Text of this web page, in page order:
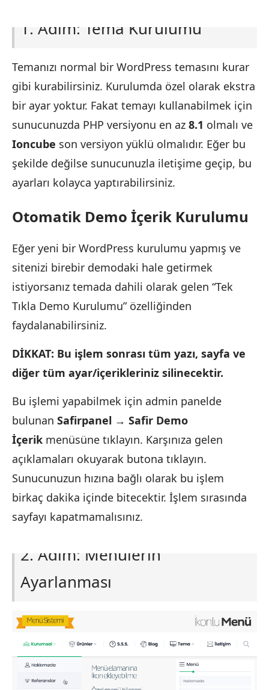
1. Adım: Tema Kurulumu
Temanızı normal bir WordPress temasını kurar
gibi kurabilirsiniz. Kurulumda özel olarak ekstra
bir ayar yoktur. Fakat temayı kullanabilmek için
sunucunuzda PHP versiyonu en az 8.1 olmalı ve
Ioncube son versiyon yüklü olmalıdır. Eğer bu
şekilde değilse sunucunuzla iletişime geçip, bu
ayarları kolayca yaptırabilirsiniz.
Otomatik Demo İçerik Kurulumu
Eğer yeni bir WordPress kurulumu yapmış ve
sitenizi birebir demodaki hale getirmek
istiyorsanız temada dahili olarak gelen “Tek
Tıkla Demo Kurulumu” özelliğinden
faydalanabilirsiniz.
DİKKAT: Bu işlem sonrası tüm yazı, sayfa ve
diğer tüm ayar/içerikleriniz silinecektir.
Bu işlemi yapabilmek için admin panelde
bulunan Safirpanel → Safir Demo
İçerik menüsüne tıklayın. Karşınıza gelen
açıklamaları okuyarak butona tıklayın.
Sunucunuzun hızına bağlı olarak bu işlem
birkaç dakika içinde bitecektir. İşlem sırasında
sayfayı kapatmamalısınız.
2. Adım: Menülerin
Ayarlanması